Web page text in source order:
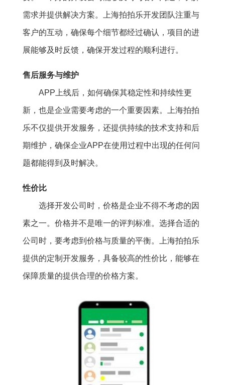
需求并提供解决方案。上海拍拍乐开发团队注重与
客户的互动，确保每个细节都经过确认，项目的进
展能够及时反馈，确保开发过程的顺利进行。
售后服务与维护
APP上线后，如何确保其稳定性和持续性更
新，也是企业需要考虑的一个重要因素。上海拍拍
乐不仅提供开发服务，还提供持续的技术支持和后
期维护，确保企业APP在使用过程中出现的任何问
题都能得到及时解决。
性价比
选择开发公司时，价格是企业不得不考虑的因
素之一。价格并不是唯一的评判标准。选择合适的
公司时，要考虑到价格与质量的平衡。上海拍拍乐
提供的定制开发服务，具备较高的性价比，能够在
保障质量的提供合理的价格方案。